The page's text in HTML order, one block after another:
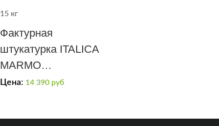
15 кг
Фактурная
штукатурка ITALICA
MARMO
TRAVERTINO 1000
Цена: 14 390 руб